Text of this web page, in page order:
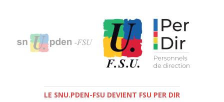
LE SNU.PDEN-FSU DEVIENT FSU PER DIR